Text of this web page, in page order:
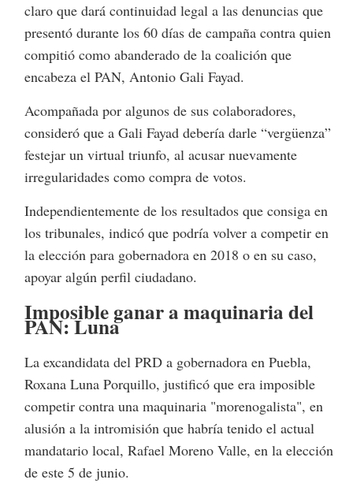
claro que dará continuidad legal a las denuncias que
presentó durante los 60 días de campaña contra quien
compitió como abanderado de la coalición que
encabeza el PAN, Antonio Gali Fayad.
Acompañada por algunos de sus colaboradores,
consideró que a Gali Fayad debería darle “vergüenza”
festejar un virtual triunfo, al acusar nuevamente
irregularidades como compra de votos.
Independientemente de los resultados que consiga en
los tribunales, indicó que podría volver a competir en
la elección para gobernadora en 2018 o en su caso,
apoyar algún perfil ciudadano.
Imposible ganar a maquinaria del
PAN: Luna
La excandidata del PRD a gobernadora en Puebla,
Roxana Luna Porquillo, justificó que era imposible
competir contra una maquinaria "morenogalista", en
alusión a la intromisión que habría tenido el actual
mandatario local, Rafael Moreno Valle, en la elección
de este 5 de junio.